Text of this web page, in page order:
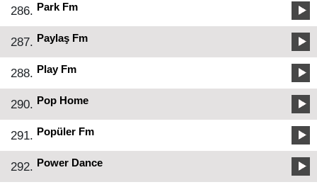
286. Park Fm
287. Paylaş Fm
288. Play Fm
290. Pop Home
291. Popüler Fm
292. Power Dance